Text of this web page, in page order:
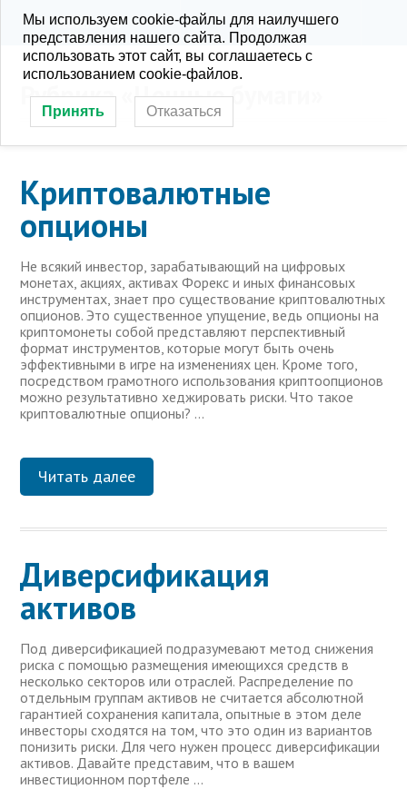
KONRA.RU РУБРИКИ
Рубрика «Ценные бумаги»
Криптовалютные
опционы
Не всякий инвестор, зарабатывающий на цифровых
монетах, акциях, активах Форекс и иных финансовых
инструментах, знает про существование криптовалютных
опционов. Это существенное упущение, ведь опционы на
криптомонеты собой представляют перспективный
формат инструментов, которые могут быть очень
эффективными в игре на изменениях цен. Кроме того,
посредством грамотного использования криптоопционов
можно результативно хеджировать риски. Что такое
криптовалютные опционы? …
Читать далее
Диверсификация
активов
Под диверсификацией подразумевают метод снижения
риска с помощью размещения имеющихся средств в
несколько секторов или отраслей. Распределение по
отдельным группам активов не считается абсолютной
гарантией сохранения капитала, опытные в этом деле
инвесторы сходятся на том, что это один из вариантов
понизить риски. Для чего нужен процесс диверсификации
активов. Давайте представим, что в вашем
инвестиционном портфеле …
Мы используем cookie-файлы для наилучшего
представления нашего сайта. Продолжая
использовать этот сайт, вы соглашаетесь с
использованием cookie-файлов.
Принять Отказаться